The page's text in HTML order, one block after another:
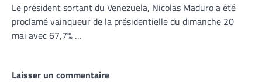
Le président sortant du Venezuela, Nicolas Maduro a été
proclamé vainqueur de la présidentielle du dimanche 20
mai avec 67,7% …
Laisser un commentaire